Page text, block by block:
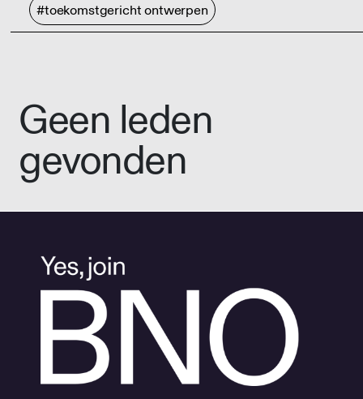
#toekomstgericht ontwerpen
Geen leden
gevonden